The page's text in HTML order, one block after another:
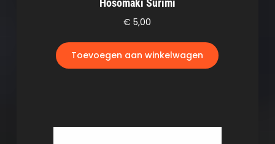
Hosomaki Surimi
€ 5,00
Toevoegen aan winkelwagen